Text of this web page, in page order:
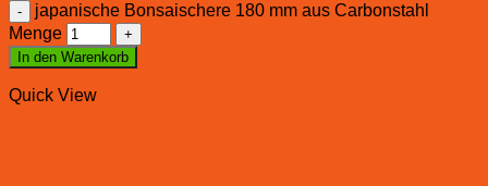
japanische Bonsaischere 180 mm aus Carbonstahl
Menge
In den Warenkorb
Quick View